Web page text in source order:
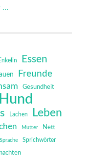
…
Essen
Freunde
Gesundheit
Hund
Lachen Leben
Mutter Nett
Sprache Sprichwörter